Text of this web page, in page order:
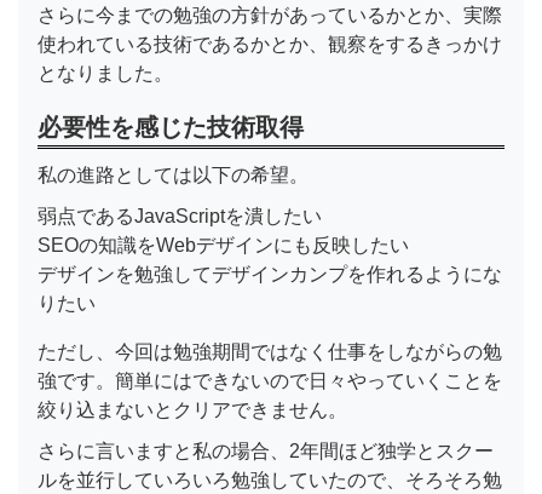
さらに今までの勉強の方針があっているかとか、実際
使われている技術であるかとか、観察をするきっかけ
となりました。
必要性を感じた技術取得
私の進路としては以下の希望。
弱点であるJavaScriptを潰したい
SEOの知識をWebデザインにも反映したい
デザインを勉強してデザインカンプを作れるようにな
りたい
ただし、今回は勉強期間ではなく仕事をしながらの勉
強です。簡単にはできないので日々やっていくことを
絞り込まないとクリアできません。
さらに言いますと私の場合、2年間ほど独学とスクー
ルを並行していろいろ勉強していたので、そろそろ勉